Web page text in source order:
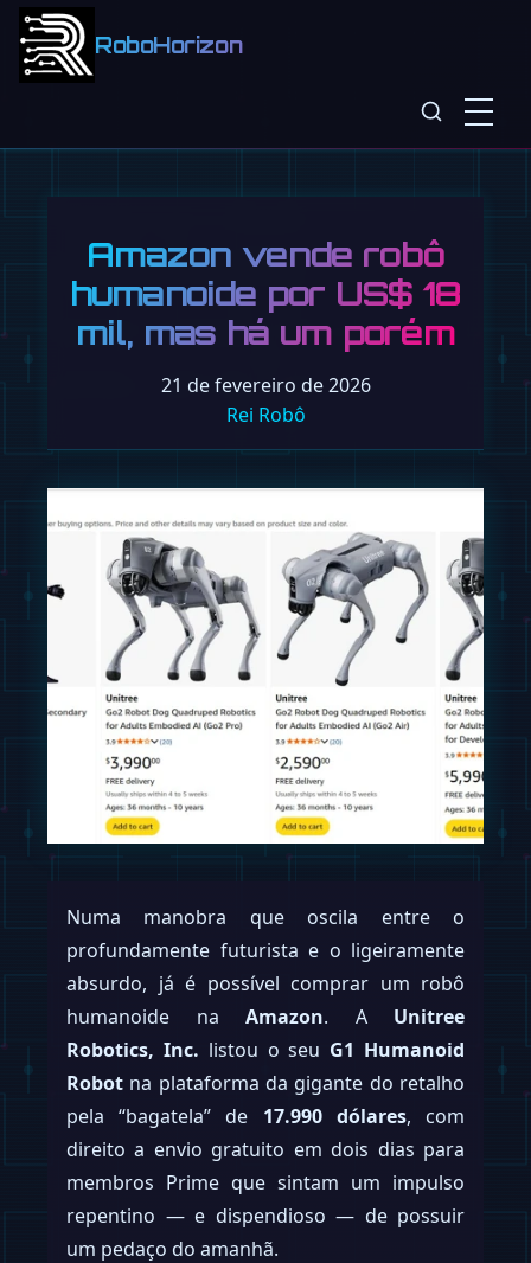
RoboHorizon
Amazon vende robô
humanoide por US$ 18
mil, mas há um porém
21 de fevereiro de 2026
Rei Robô
Numa manobra que oscila entre o
profundamente futurista e o ligeiramente
absurdo, já é possível comprar um robô
humanoide na Amazon. A Unitree
Robotics, Inc. listou o seu G1 Humanoid
Robot na plataforma da gigante do retalho
pela “bagatela” de 17.990 dólares, com
direito a envio gratuito em dois dias para
membros Prime que sintam um impulso
repentino — e dispendioso — de possuir
um pedaço do amanhã.